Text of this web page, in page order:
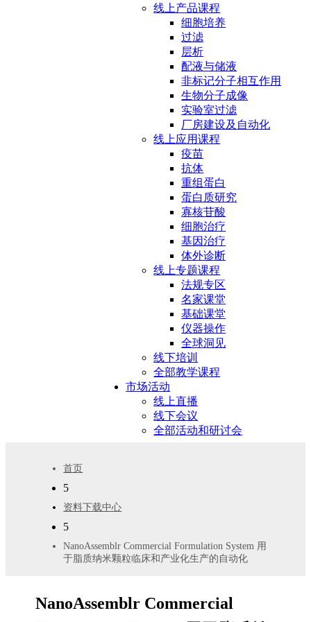
线上产品课程
细胞培养
过滤
层析
配液与储液
非标记分子相互作用
生物分子成像
实验室过滤
厂房建设及自动化
线上应用课程
疫苗
抗体
重组蛋白
蛋白质研究
寡核苷酸
细胞治疗
基因治疗
体外诊断
线上专题课程
法规专区
名家课堂
基础课堂
仪器操作
全球洞见
线下培训
全部教学课程
市场活动
线上直播
线下会议
全部活动和研讨会
首页
5
资料下载中心
5
NanoAssemblr Commercial Formulation System 用
于脂质纳米颗粒临床和产业化生产的自动化
NanoAssemblr Commercial